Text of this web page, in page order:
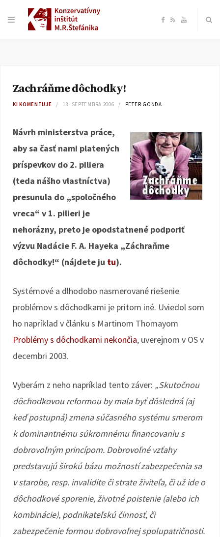
F
o
o
k
R Y
b
e
Zachráňme dôchodky!
KI KOMENTUJE 13. SEPTEMBRA 2006 PETER GONDA
Návrh ministerstva práce,
aby sa časť nami platených
príspevkov do 2. piliera
(teda nášho vlastníctva)
presunula do „spoločného
vreca“ v 1. pilieri je
nehorázny, preto je opodstatnené podporiť
výzvu Nadácie F. A. Hayeka „Záchraňme
dôchodky!“ (nájdete ju tu).
Systémové a dlhodobo nasmerované riešenie
problémov s dôchodkami je pritom iné. Uviedol som
ho napríklad v článku s Martinom Thomayom
Problémy s dôchodkami nekončia, uverejnom v OS v
decembri 2003.
Vyberám z neho napríklad tento záver: „Skutočnou
dôchodkovou reformou by mala byť dôsledná (aj
keď postupná) zmena súčasného systému smerom
k dominantnému súkromnému financovaniu s
dobrovoľným princípom. Dobrovoľné vzťahy
predstavujú širokú bázu možností zabezpečenia sa
v starobe, resp. invalidite či strate živiteľa, či už ide o
dôchodkové sporenie, životné poistenie (alebo ich
kombinácie), podnikateľskú činnosť, či
zabezpečenie formou dobrovoľnej spolupatričnosti.